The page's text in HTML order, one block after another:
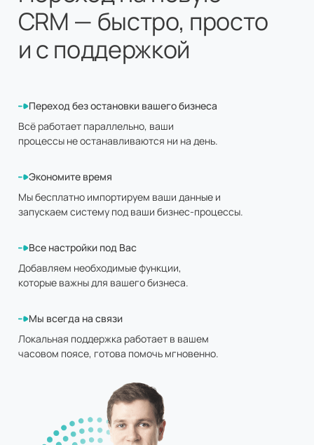
CRM — быстро, просто
и с поддержкой
Переход без остановки вашего бизнеса
Всё работает параллельно, ваши
процессы не останавливаются ни на день.
Экономите время
Мы бесплатно импортируем ваши данные и
запускаем систему под ваши бизнес-процессы.
Все настройки под Вас
Добавляем необходимые функции,
которые важны для вашего бизнеса.
Мы всегда на связи
Локальная поддержка работает в вашем
часовом поясе, готова помочь мгновенно.